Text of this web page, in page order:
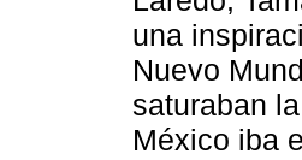
una
Nuevo
saturaban
México iba